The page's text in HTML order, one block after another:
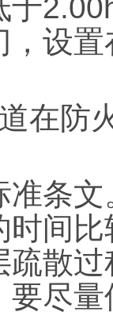
于
，设
防火
条文
时间
疏散
要尽